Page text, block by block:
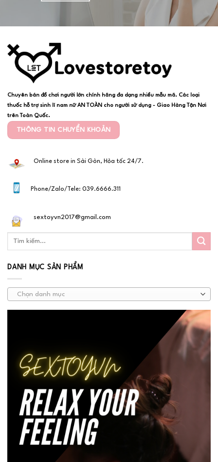
Chuyên bán đồ chơi người lớn chính hãng đa dạng nhiều mẫu mã. Các loại
thuốc hỗ trợ sinh lí nam nữ AN TOÀN cho người sử dụng - Giao Hàng Tận Nơi
trên Toàn Quốc.
THÔNG TIN CHUYỂN KHOẢN
Online store in Sài Gòn, Hỏa tốc 24/7.
Phone/Zalo/Tele: 039.6666.311
sextoyvn2017@gmail.com
DANH MỤC SẢN PHẨM
Chọn danh mục